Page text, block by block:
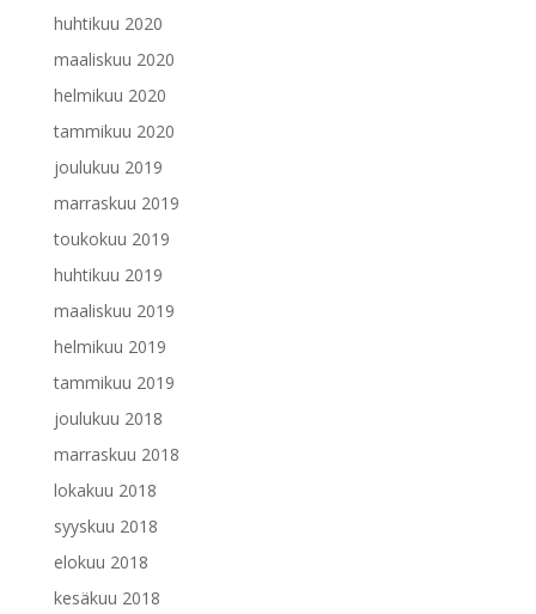
huhtikuu 2020
maaliskuu 2020
helmikuu 2020
tammikuu 2020
joulukuu 2019
marraskuu 2019
toukokuu 2019
huhtikuu 2019
maaliskuu 2019
helmikuu 2019
tammikuu 2019
joulukuu 2018
marraskuu 2018
lokakuu 2018
syyskuu 2018
elokuu 2018
kesäkuu 2018